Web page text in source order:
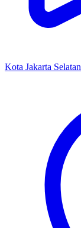
Kota Jakarta Selatan